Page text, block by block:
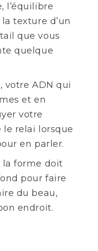
l’équilibre
texture d’un
que vous
quelque
votre ADN qui
et en
votre
le relai lorsque
en parler.
la forme doit
pour faire
du beau,
endroit.